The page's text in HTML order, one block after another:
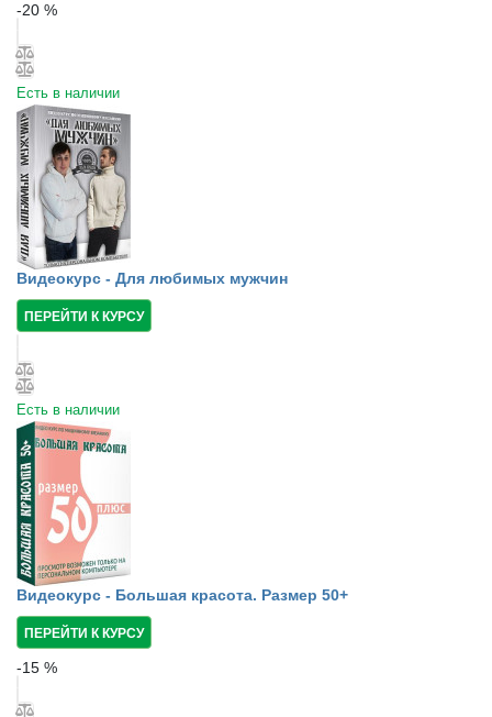
-20 %
Есть в наличии
Видеокурс - Для любимых мужчин
ПЕРЕЙТИ К КУРСУ
Есть в наличии
Видеокурс - Большая красота. Размер 50+
ПЕРЕЙТИ К КУРСУ
-15 %